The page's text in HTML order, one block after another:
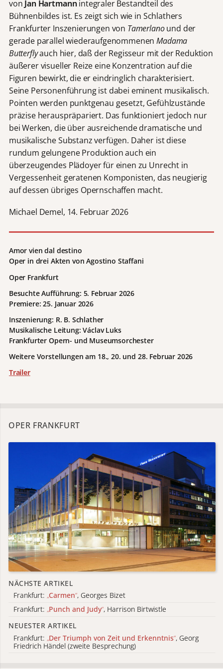
von Jan Hartmannintegraler Bestandteil des
Bühnenbildes ist. Es zeigt sich wie in Schlathers
Frankfurter Inszenierungen von Tamerlanound der
gerade parallel wiederaufgenommenenMadama
Butterflyauch hier, daß der Regisseur mit der Reduktion
äußerer visueller Reize eine Konzentration auf die
Figuren bewirkt, die er eindringlich charakterisiert.
Seine Personenführung ist dabei eminent musikalisch.
Pointen werden punktgenau gesetzt, Gefühlzustände
präzise herauspräpariert. Das funktioniert jedoch nur
bei Werken, die über ausreichende dramatische und
musikalische Substanz verfügen. Daher ist diese
rundum gelungene Produktion auch ein
überzeugendes Plädoyer für einen zu Unrecht in
Vergessenheit geratenen Komponisten, das neugierig
auf dessen übriges Opernschaffen macht.
Michael Demel, 14. Februar 2026
Amor vien dal destino
Oper in drei Akten von Agostino Staffani
Oper Frankfurt
Besuchte Aufführung: 5. Februar 2026
Premiere: 25. Januar 2026
Inszenierung: R. B. Schlather
Musikalische Leitung: Václav Luks
Frankfurter Opern- und Museumsorchester
Weitere Vorstellungen am 18., 20. und 28. Februar 2026
Trailer
OPER FRANKFURT
NÄCHSTE ARTIKEL
Frankfurt: „Carmen“, Georges Bizet
Frankfurt: „Punch and Judy“, Harrison Birtwistle
NEUESTER ARTIKEL
Frankfurt: „Der Triumph von Zeit und Erkenntnis“, Georg
Friedrich Händel (zweite Besprechung)